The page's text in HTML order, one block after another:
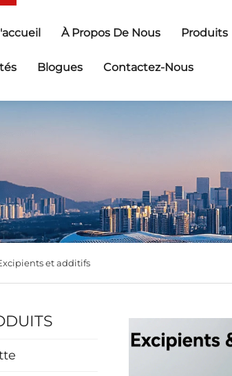
À Propos De Nous Produits
Blogues Contactez-Nous
et additifs